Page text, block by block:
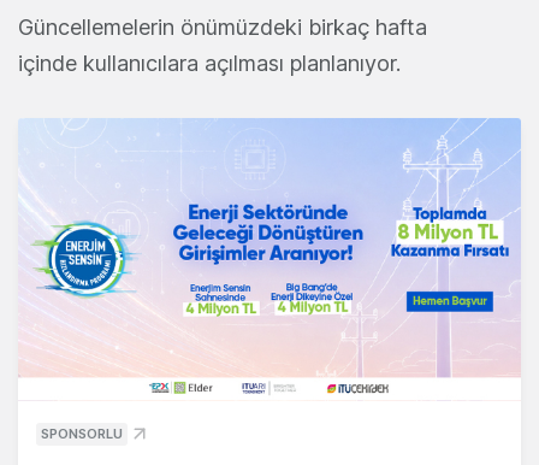
Güncellemelerin önümüzdeki birkaç hafta
içinde kullanıcılara açılması planlanıyor.
SPONSORLU